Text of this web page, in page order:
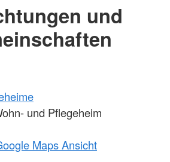
und
und Pflegeheim
Maps Ansicht